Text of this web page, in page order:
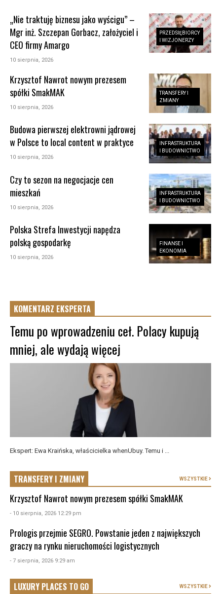
PRZEDSIĘBIORCY
I WIZJONERZY
„Nie traktuję biznesu jako wyścigu” –
Mgr inż. Szczepan Gorbacz, założyciel i
CEO firmy Amargo
10 sierpnia, 2026
TRANSFERY I
ZMIANY
Krzysztof Nawrot nowym prezesem
spółki SmakMAK
10 sierpnia, 2026
INFRASTRUKTURA
I BUDOWNICTWO
Budowa pierwszej elektrowni jądrowej
w Polsce to local content w praktyce
10 sierpnia, 2026
INFRASTRUKTURA
I BUDOWNICTWO
Czy to sezon na negocjacje cen
mieszkań
10 sierpnia, 2026
FINANSE I
EKONOMIA
Polska Strefa Inwestycji napędza
polską gospodarkę
10 sierpnia, 2026
KOMENTARZ EKSPERTA
Temu po wprowadzeniu ceł. Polacy kupują
mniej, ale wydają więcej
Ekspert: Ewa Kraińska, właścicielka whenUbuy. Temu i ...
TRANSFERY I ZMIANY WSZYSTKIE
Krzysztof Nawrot nowym prezesem spółki SmakMAK
- 10 sierpnia, 2026 12:29 pm
Prologis przejmie SEGRO. Powstanie jeden z największych
graczy na rynku nieruchomości logistycznych
- 7 sierpnia, 2026 9:29 am
LUXURY PLACES TO GO WSZYSTKIE